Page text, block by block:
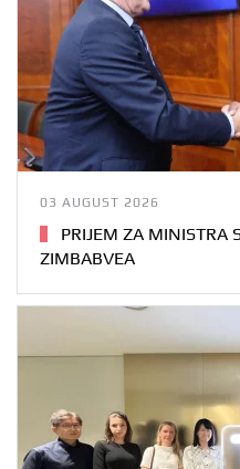
03 AUGUST 2026
PRIJEM ZA MINISTRA
ZIMBABVEA